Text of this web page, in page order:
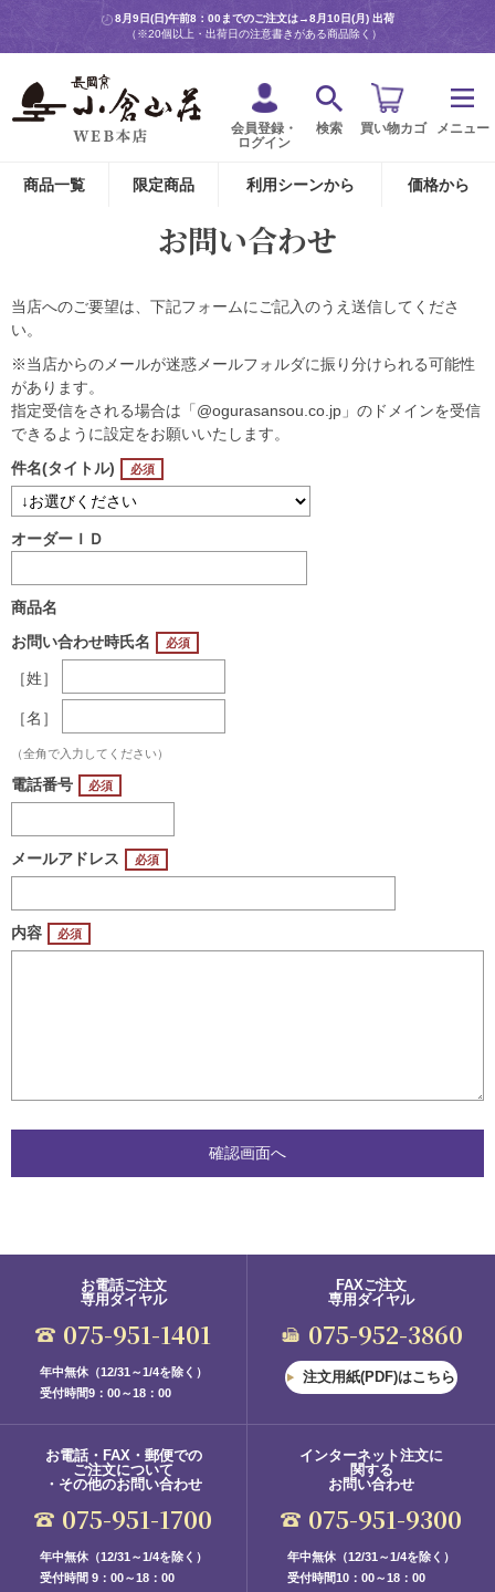
8月9日(日)午前8：00までのご注文は→8月10日(月) 出荷
（※20個以上・出荷日の注意書きがある商品除く）
会員登録・
ログイン
検索 買い物カゴ メニュー
商品一覧 限定商品 利用シーンから 価格から
お問い合わせ
当店へのご要望は、下記フォームにご記入のうえ送信してくださ
い。
※当店からのメールが迷惑メールフォルダに振り分けられる可能性
があります。
指定受信をされる場合は「@ogurasansou.co.jp」のドメインを受信
できるように設定をお願いいたします。
件名(タイトル)
オーダーＩＤ
商品名
お問い合わせ時氏名
［姓］
［名］
（全角で入力してください）
電話番号
メールアドレス
内容
お電話ご注文
専用ダイヤル
075-951-1401
年中無休（12/31～1/4を除く）
受付時間9：00～18：00
FAXご注文
専用ダイヤル
075-952-3860
注文用紙(PDF)はこちら
お電話・FAX・郵便での
ご注文について
・その他のお問い合わせ
075-951-1700
年中無休（12/31～1/4を除く）
受付時間 9：00～18：00
インターネット注文に
関する
お問い合わせ
075-951-9300
年中無休（12/31～1/4を除く）
受付時間10：00～18：00